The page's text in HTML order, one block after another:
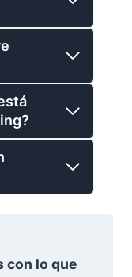
con lo que